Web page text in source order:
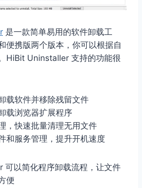
是一款简单易用的软件卸载工
便携版两个版本，你可以根据自
HiBit Uninstaller 支持的功能很
载软件并移除残留文件
载浏览器扩展程序
，快速批量清理无用文件
和服务管理，提升开机速度
以简化程序卸载流程，让文件
便